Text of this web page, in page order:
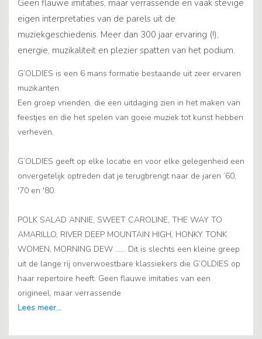
Geen flauwe imitaties, maar verrassende en vaak stevige
eigen interpretaties van de parels uit de
muziekgeschiedenis. Meer dan 300 jaar ervaring (!),
energie, muzikaliteit en plezier spatten van het podium.
G’OLDIES is een 6 mans formatie bestaande uit zeer ervaren
muzikanten.
Een groep vrienden, die een uitdaging zien in het maken van
feestjes en die het spelen van goeie muziek tot kunst hebben
verheven.
G’OLDIES geeft op elke locatie en voor elke gelegenheid een
onvergetelijk optreden dat je terugbrengt naar de jaren ’60,
'70 en '80.
POLK SALAD ANNIE, SWEET CAROLINE, THE WAY TO
AMARILLO, RIVER DEEP MOUNTAIN HIGH, HONKY TONK
WOMEN, MORNING DEW …… Dit is slechts een kleine greep
uit de lange rij onverwoestbare klassiekers die G’OLDIES op
haar repertoire heeft. Geen flauwe imitaties van een
origineel, maar verrassende